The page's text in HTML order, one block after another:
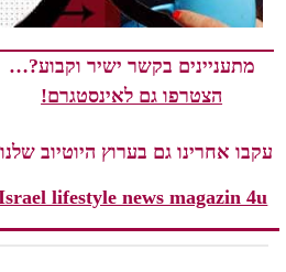
מתעניינים בקשר ישיר וקבוע?…
הצטרפו גם לאינסטגרם!
עקבו אחרינו גם בערוץ היוטיוב
lifestyle news magazin 4u